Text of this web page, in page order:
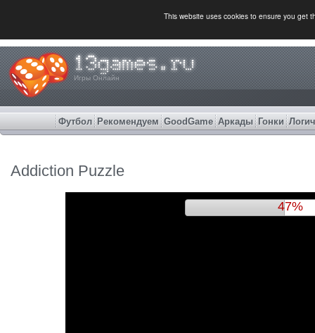
This website uses cookies to ensure you get
Игры Онлайн
Футбол Рекомендуем GoodGame Аркады Гонки
Addiction Puzzle
51%